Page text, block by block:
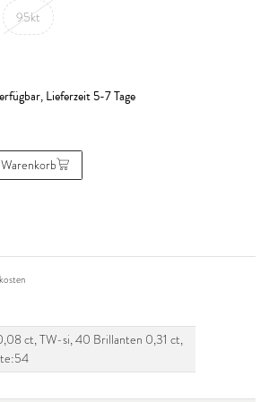
95kt
Lieferzeit 5-7 Tage
ct, TW-si, 40 Brillanten 0,31 ct,